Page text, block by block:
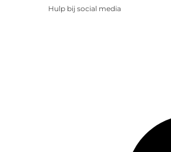
Hulp bij social media